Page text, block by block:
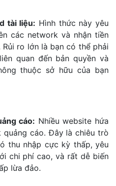
tài liệu: Hình thức này yêu
các network và nhận tiền
ro lớn là bạn có thể phải
quan đến bản quyền và
thuộc sở hữu của bạn
cáo: Nhiều website hứa
cáo. Đây là chiêu trò
thu nhập cực kỳ thấp, yêu
chi phí cao, và rất dễ biến
lừa đảo.